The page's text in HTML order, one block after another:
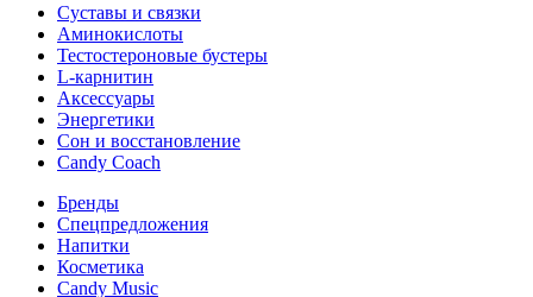
Суставы и связки
Аминокислоты
Тестостероновые бустеры
L-карнитин
Аксессуары
Энергетики
Сон и восстановление
Candy Coach
Бренды
Спецпредложения
Напитки
Косметика
Candy Music